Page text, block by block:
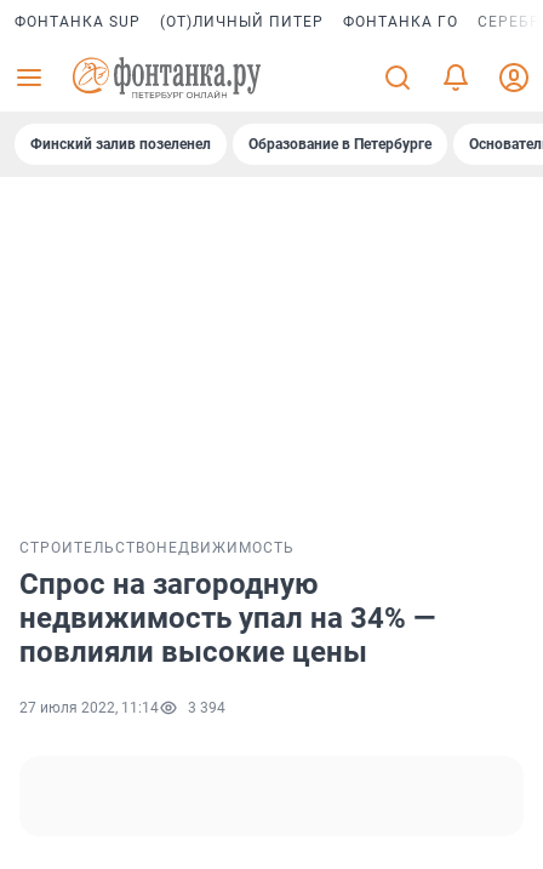
ФОНТАНКА SUP (ОТ)ЛИЧНЫЙ ПИТЕР ФОНТАНКА ГО
Финский залив позеленел Образование в Петербурге
СТРОИТЕЛЬСТВО НЕДВИЖИМОСТЬ
Спрос на загородную
недвижимость упал на 34% —
повлияли высокие цены
27 июля 2022, 11:14 3 394